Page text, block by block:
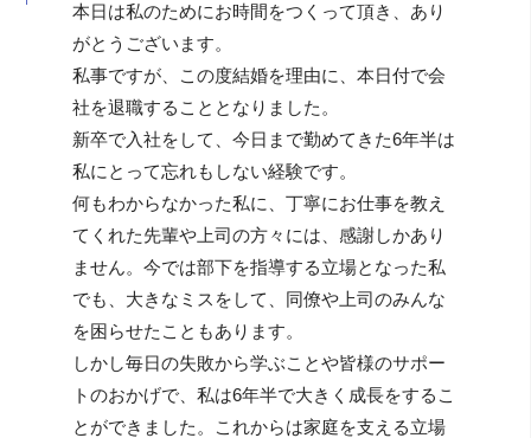
本日は私のためにお時間をつくって頂き、あり
がとうございます。
私事ですが、この度結婚を理由に、本日付で会
社を退職することとなりました。
新卒で入社をして、今日まで勤めてきた6年半は
私にとって忘れもしない経験です。
何もわからなかった私に、丁寧にお仕事を教え
てくれた先輩や上司の方々には、感謝しかあり
ません。今では部下を指導する立場となった私
でも、大きなミスをして、同僚や上司のみんな
を困らせたこともあります。
しかし毎日の失敗から学ぶことや皆様のサポー
トのおかげで、私は6年半で大きく成長をするこ
とができました。これからは家庭を支える立場